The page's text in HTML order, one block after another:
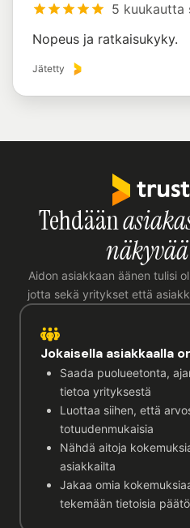
5 kuukautta
Nopeus ja ratkaisukyky.
Jätetty
Tehdään
näkyvää
Aidon asiakkaan äänen tulisi
jotta sekä yritykset että
Jokaisella asiakkaalla
Saada puolueetonta,
tietoa yrityksestä
Luottaa siihen, että
totuudenmukaisia
Nähdä aitoja
asiakkailta
Jakaa omia
tekemään tietoisia